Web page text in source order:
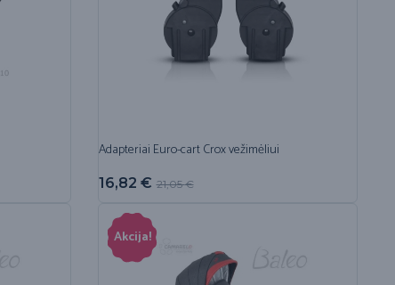
Adapteriai Euro-cart Crox vežimėliui
21,05€
16,82 €
Akcija!